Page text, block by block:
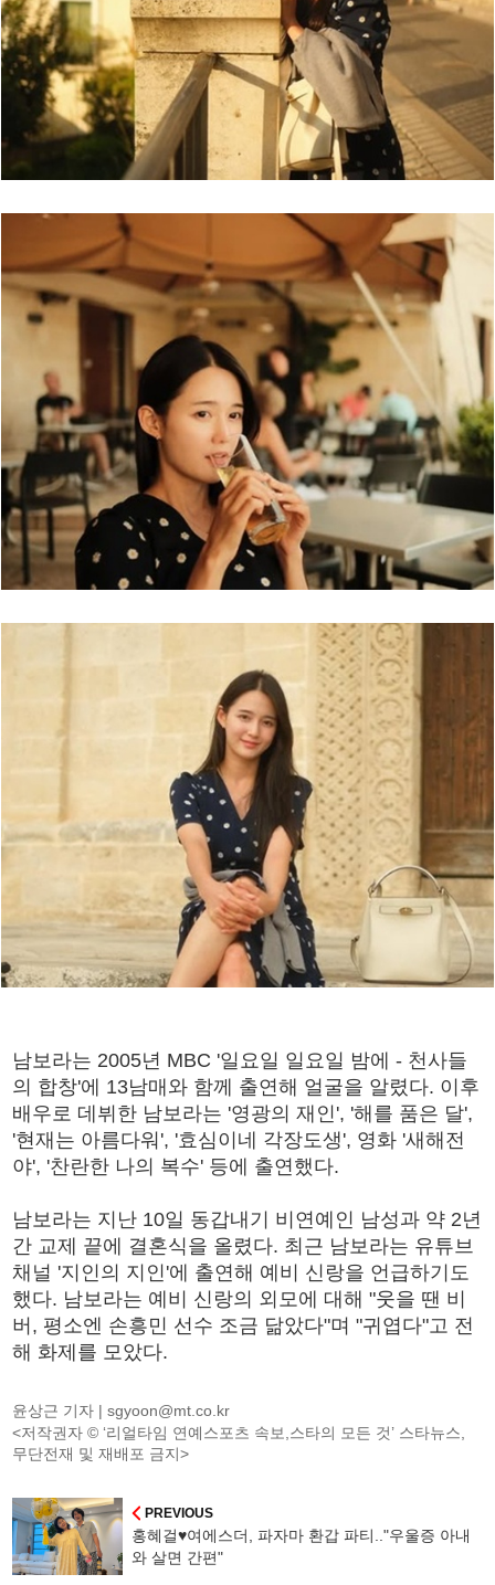
남보라는 2005년 MBC '일요일 일요일 밤에 - 천사들
의 합창'에 13남매와 함께 출연해 얼굴을 알렸다. 이후
배우로 데뷔한 남보라는 '영광의 재인', '해를 품은 달',
'현재는 아름다워', '효심이네 각장도생', 영화 '새해전
야', '찬란한 나의 복수' 등에 출연했다.
남보라는 지난 10일 동갑내기 비연예인 남성과 약 2년
간 교제 끝에 결혼식을 올렸다. 최근 남보라는 유튜브
채널 '지인의 지인'에 출연해 예비 신랑을 언급하기도
했다. 남보라는 예비 신랑의 외모에 대해 "웃을 땐 비
버, 평소엔 손흥민 선수 조금 닮았다"며 "귀엽다"고 전
해 화제를 모았다.
윤상근 기자 |sgyoon@mt.co.kr
<저작권자 © ‘리얼타임 연예스포츠 속보,스타의 모든 것’ 스타뉴스,
무단전재 및 재배포 금지>
PREVIOUS
홍혜걸♥여에스더, 파자마 환갑 파티.."우울증 아내
와 살면 간편"